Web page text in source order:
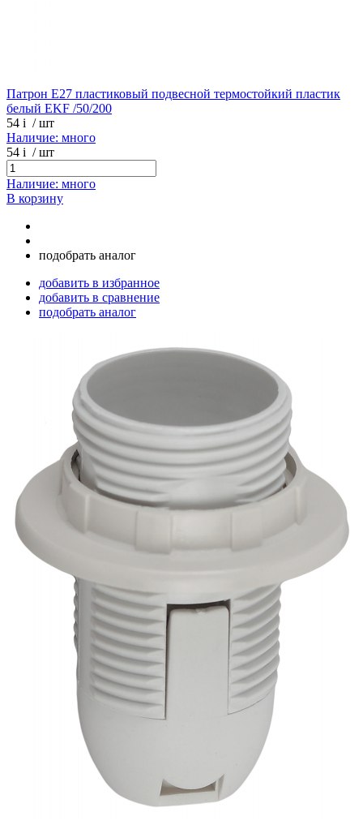
Патрон Е27 пластиковый подвесной термостойкий пластик
белый EKF /50/200
54 i / шт
Наличие: много
54 i / шт
Наличие: много
В корзину
подобрать аналог
добавить в избранное
добавить в сравнение
подобрать аналог